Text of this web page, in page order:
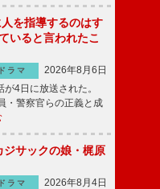
を指導するのはす
いると言われたこ
ドラマ
2026年8月6日
4日に放送された。
・警察官らの正義と成
サックの娘・梶原
ドラマ
2026年8月4日